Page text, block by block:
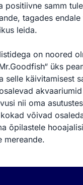
positiivne samm
tagades
leida.
on noored
üks
selle käivitamisest
nii oma
võivad
õpilastele
mereande.